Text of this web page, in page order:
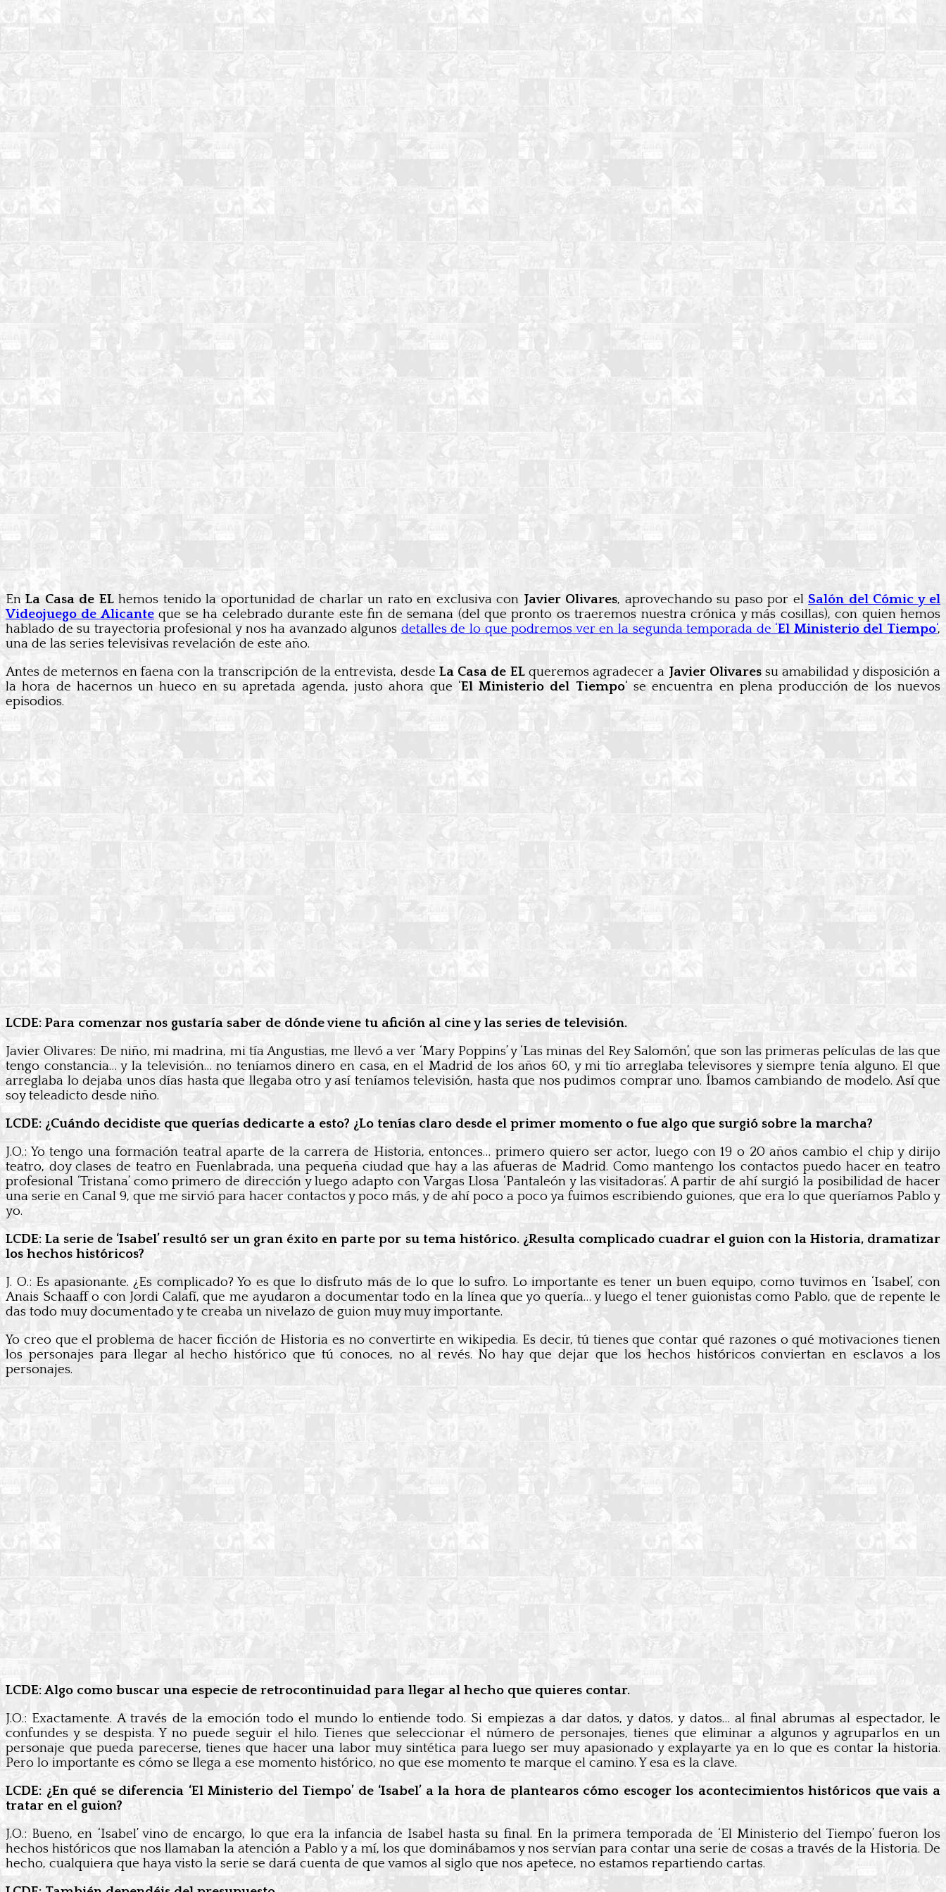
EnLa Casa de ELhemos tenido la oportunidad de charlar un rato en exclusiva con Javier Olivares, aprovechando su paso por elSalón del Cómic y el
Videojuego de Alicanteque se ha celebrado durante este fin de semana (del que pronto os traeremos nuestra crónica y más cosillas), con quien hemos
hablado de su trayectoria profesional y nos ha avanzado algunos detalles de lo que podremos ver en la segunda temporada de ‘El Ministerio del Tiempo‘,
una de las series televisivas revelación de este año.
Antes de meternos en faena con la transcripción de la entrevista, desde La Casa de ELqueremos agradecer aJavier Olivaressu amabilidad y disposición a
la hora de hacernos un hueco en su apretada agenda, justo ahora que ‘El Ministerio del Tiempo‘ se encuentra en plena producción de los nuevos
episodios.
LCDE: Para comenzar nos gustaría saber de dónde viene tu afición al cine y las series de televisión.
Javier Olivares: De niño, mi madrina, mi tía Angustias, me llevó a ver ‘Mary Poppins’ y ‘Las minas del Rey Salomón’, que son las primeras películas de las que
tengo constancia… y la televisión… no teníamos dinero en casa, en el Madrid de los años 60, y mi tío arreglaba televisores y siempre tenía alguno. El que
arreglaba lo dejaba unos días hasta que llegaba otro y así teníamos televisión, hasta que nos pudimos comprar uno. Íbamos cambiando de modelo. Así que
soy teleadicto desde niño.
LCDE: ¿Cuándo decidiste que querías dedicarte a esto? ¿Lo tenías claro desde el primer momento o fue algo que surgió sobre la marcha?
J.O.: Yo tengo una formación teatral aparte de la carrera de Historia, entonces… primero quiero ser actor, luego con 19 o 20 años cambio el chip y dirijo
teatro, doy clases de teatro en Fuenlabrada, una pequeña ciudad que hay a las afueras de Madrid. Como mantengo los contactos puedo hacer en teatro
profesional ‘Tristana’ como primero de dirección y luego adapto con Vargas Llosa ‘Pantaleón y las visitadoras’. A partir de ahí surgió la posibilidad de hacer
una serie en Canal 9, que me sirvió para hacer contactos y poco más, y de ahí poco a poco ya fuimos escribiendo guiones, que era lo que queríamos Pablo y
yo.
LCDE: La serie de ‘Isabel’ resultó ser un gran éxito en parte por su tema histórico. ¿Resulta complicado cuadrar el guion con la Historia, dramatizar
los hechos históricos?
J. O.: Es apasionante. ¿Es complicado? Yo es que lo disfruto más de lo que lo sufro. Lo importante es tener un buen equipo, como tuvimos en ‘Isabel’, con
Anais Schaaff o con Jordi Calafí, que me ayudaron a documentar todo en la línea que yo quería… y luego el tener guionistas como Pablo, que de repente le
das todo muy documentado y te creaba un nivelazo de guion muy muy importante.
Yo creo que el problema de hacer ficción de Historia es no convertirte en wikipedia. Es decir, tú tienes que contar qué razones o qué motivaciones tienen
los personajes para llegar al hecho histórico que tú conoces, no al revés. No hay que dejar que los hechos históricos conviertan en esclavos a los
personajes.
LCDE: Algo como buscar una especie de retrocontinuidad para llegar al hecho que quieres contar.
J.O.: Exactamente. A través de la emoción todo el mundo lo entiende todo. Si empiezas a dar datos, y datos, y datos… al final abrumas al espectador, le
confundes y se despista. Y no puede seguir el hilo. Tienes que seleccionar el número de personajes, tienes que eliminar a algunos y agruparlos en un
personaje que pueda parecerse, tienes que hacer una labor muy sintética para luego ser muy apasionado y explayarte ya en lo que es contar la historia.
Pero lo importante es cómo se llega a ese momento histórico, no que ese momento te marque el camino. Y esa es la clave.
LCDE: ¿En qué se diferencia ‘El Ministerio del Tiempo’ de ‘Isabel’ a la hora de plantearos cómo escoger los acontecimientos históricos que vais a
tratar en el guion?
J.O.: Bueno, en ‘Isabel’ vino de encargo, lo que era la infancia de Isabel hasta su final. En la primera temporada de ‘El Ministerio del Tiempo’ fueron los
hechos históricos que nos llamaban la atención a Pablo y a mí, los que dominábamos y nos servían para contar una serie de cosas a través de la Historia. De
hecho, cualquiera que haya visto la serie se dará cuenta de que vamos al siglo que nos apetece, no estamos repartiendo cartas.